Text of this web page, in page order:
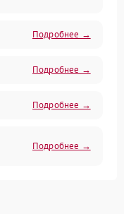
Подробнее →
Подробнее →
Подробнее →
Подробнее →